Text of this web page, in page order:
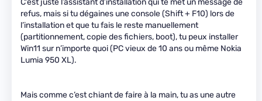
C’est juste l’assistant d’installation qui te met un message de
refus, mais si tu dégaines une console (Shift + F10) lors de
l’installation et que tu fais le reste manuellement
(partitionnement, copie des fichiers, boot), tu peux installer
Win11 sur n’importe quoi (PC vieux de 10 ans ou même Nokia
Lumia 950 XL).
Mais comme c’est chiant de faire à la main, tu as une autre